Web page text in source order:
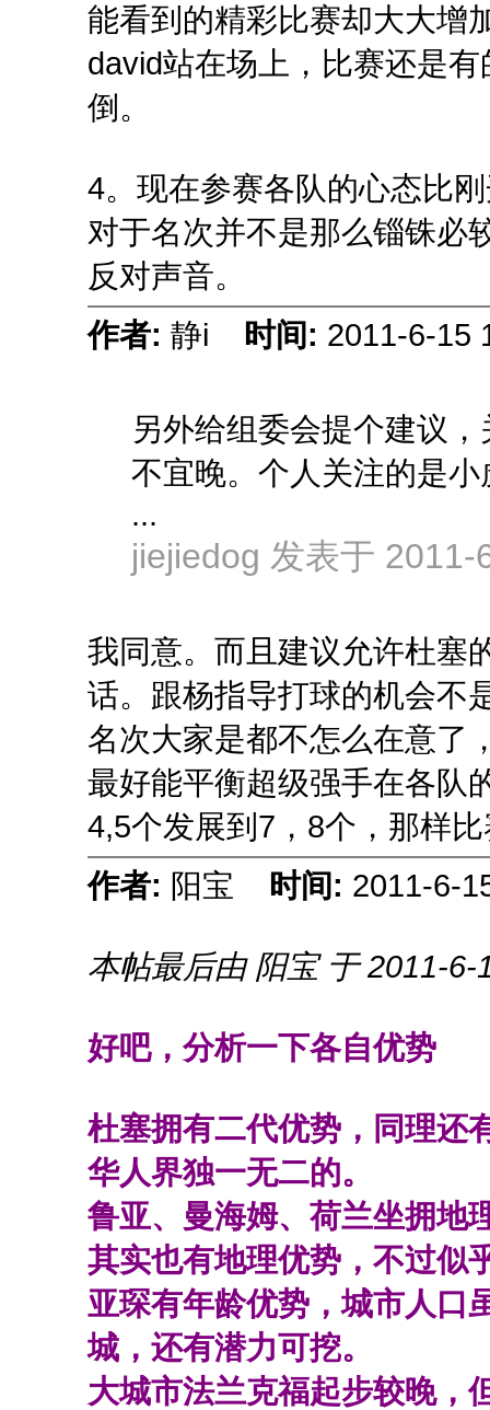
能看到的精彩比赛却大大增
david站在场上，比赛还是
倒。
4。现在参赛各队的心态比
对于名次并不是那么锱铢必
反对声音。
作者: 静i 时间: 2011-6-15
另外给组委会提个建议
不宜晚。个人关注的是
...
jiejiedog 发表于 2011-
我同意。而且建议允许杜塞
话。跟杨指导打球的机会不
名次大家是都不怎么在意了
最好能平衡超级强手在各队
4,5个发展到7，8个，那样
作者: 阳宝 时间: 2011-6-
本帖最后由 阳宝 于 2011-6-
好吧，分析一下各自优势
杜塞拥有二代优势，同理还
华人界独一无二的。
鲁亚、曼海姆、荷兰坐拥地
其实也有地理优势，不过似
亚琛有年龄优势，城市人口
城，还有潜力可挖。
大城市法兰克福起步较晚，